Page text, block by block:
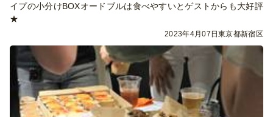
イプの小分けBOXオードブルは食べやすいとゲストからも大好評
★
2023年4月07日東京都新宿区